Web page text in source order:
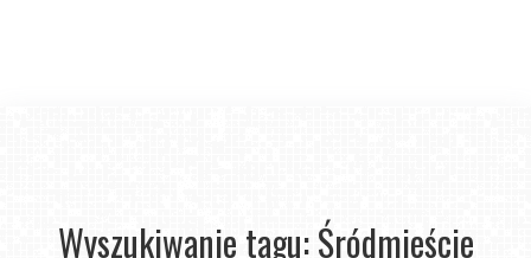
Wyszukiwanie tagu: Śródmieście